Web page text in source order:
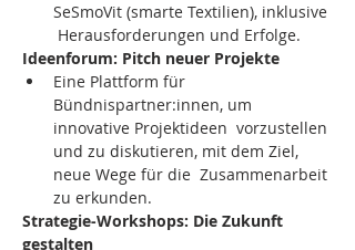
SeSmoVit (smarte Textilien), inklusive
Herausforderungen und Erfolge.
Ideenforum: Pitch neuer Projekte
Eine Plattform für
Bündnispartner:innen, um
innovative Projektideen  vorzustellen
und zu diskutieren, mit dem Ziel,
neue Wege für die  Zusammenarbeit
zu erkunden.
Strategie-Workshops: Die Zukunft
gestalten